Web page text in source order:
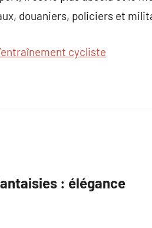
douaniers, policiers et
cycliste
: élégance